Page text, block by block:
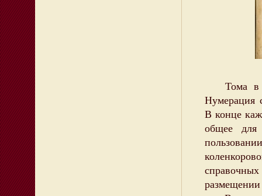
Тома в
Нумерация
В конце
общее